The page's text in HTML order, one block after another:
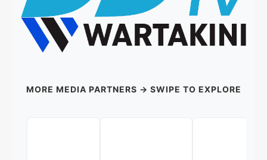
MORE MEDIA PARTNERS → SWIPE TO EXPLORE